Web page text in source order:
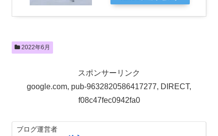
2022年6月
スポンサーリンク
google.com, pub-9632820586417277, DIRECT,
f08c47fec0942fa0
ブログ運営者